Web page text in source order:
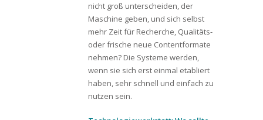
nicht groß unterscheiden, der
Maschine geben, und sich selbst
mehr Zeit für Recherche, Qualitäts-
oder frische neue Contentformate
nehmen? Die Systeme werden,
wenn sie sich erst einmal etabliert
haben, sehr schnell und einfach zu
nutzen sein.